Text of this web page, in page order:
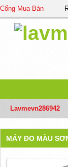
Cổng Mua Bán
Lavmevn286942
MÁY ĐO MÀU